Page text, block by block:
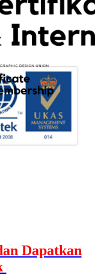
Dapatkan